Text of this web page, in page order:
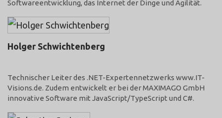
Softwareentwicklung, das Internet der Dinge und Agilität.
Holger Schwichtenberg
Technischer Leiter des .NET-Expertennetzwerks www.IT-
Visions.de. Zudem entwickelt er bei der MAXIMAGO GmbH
innovative Software mit JavaScript/TypeScript und C#.